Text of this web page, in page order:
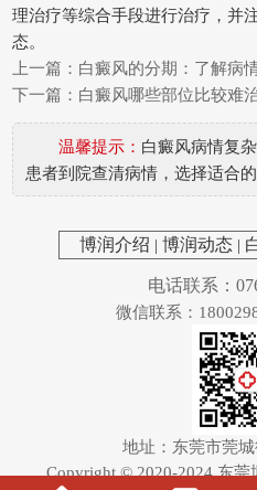
理治疗等综合手段进行治疗，并
态。
上一篇： 白癜风的分期：了解病
下一篇： 白癜风哪些部位比较难
温馨提示： 白癜风病情复
患者到院查清病情，选择适合
博润介绍 | 博润动态|
电话联系：
微信联系：
地址：东莞市莞
Copyright © 2020-2024东莞